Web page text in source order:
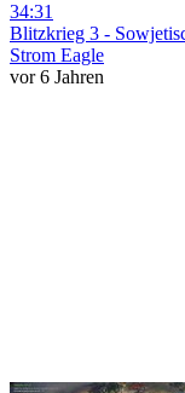
34:31
Blitzkrieg 3 -
Strom Eagle
vor 6 Jahren